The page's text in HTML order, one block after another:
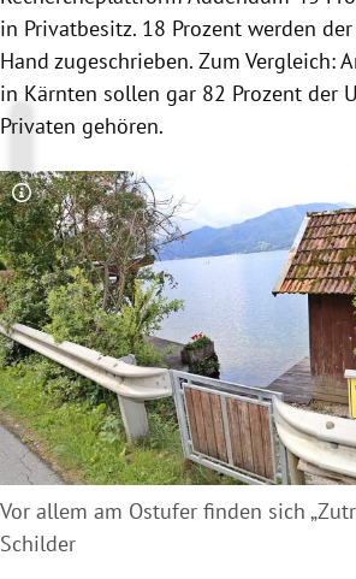
in Privatbesitz. 18 Prozent werden
Hand zugeschrieben. Zum Vergleich:
in Kärnten sollen gar 82 Prozent der
Privaten gehören.
Copyright-Hinweis öffnen/
Vor allem am Ostufer finden sich
Schilder